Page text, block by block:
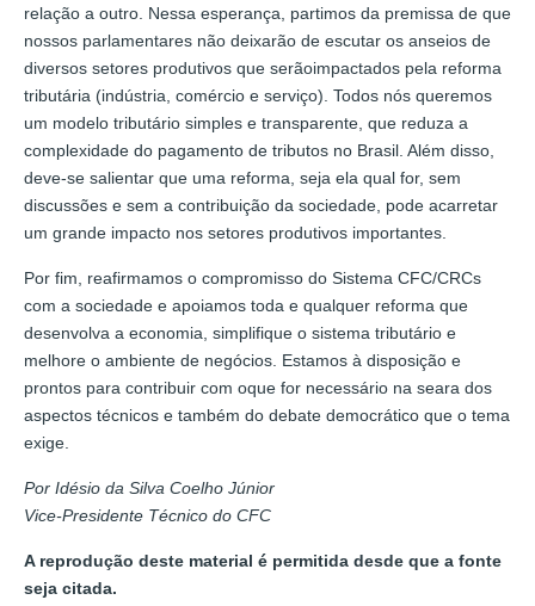
relação a outro. Nessa esperança, partimos da premissa de que
nossos parlamentares não deixarão de escutar os anseios de
diversos setores produtivos que serãoimpactados pela reforma
tributária (indústria, comércio e serviço). Todos nós queremos
um modelo tributário simples e transparente, que reduza a
complexidade do pagamento de tributos no Brasil. Além disso,
deve-se salientar que uma reforma, seja ela qual for, sem
discussões e sem a contribuição da sociedade, pode acarretar
um grande impacto nos setores produtivos importantes.
Por fim, reafirmamos o compromisso do Sistema CFC/CRCs
com a sociedade e apoiamos toda e qualquer reforma que
desenvolva a economia, simplifique o sistema tributário e
melhore o ambiente de negócios. Estamos à disposição e
prontos para contribuir com oque for necessário na seara dos
aspectos técnicos e também do debate democrático que o tema
exige.
Por Idésio da Silva Coelho Júnior
Vice-Presidente Técnico do CFC
A reprodução deste material é permitida desde que a fonte
seja citada.